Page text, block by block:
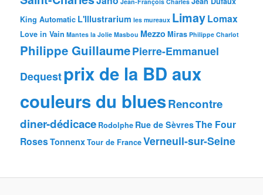
King Automatic L'Illustrarium les mureaux LimayLomax
Love in Vain Mantes la Jolie Masbou Mezzo Miras Philippe Charlot
Philippe GuillaumePierre-Emmanuel
Dequestprix de la BD aux
couleurs du bluesRencontre
diner-dédicace Rodolphe Rue de SèvresThe Four
RosesTonnenxTour de FranceVerneuil-sur-Seine